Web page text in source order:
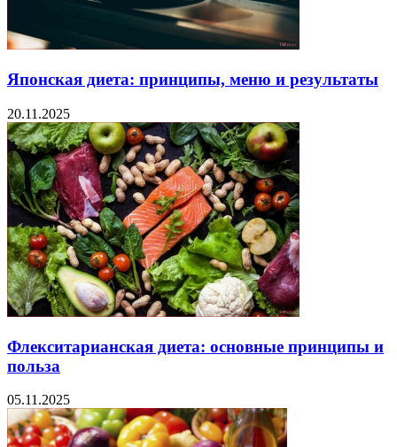
Японская диета: принципы, меню и результаты
20.11.2025
Флекситарианская диета: основные принципы и
польза
05.11.2025